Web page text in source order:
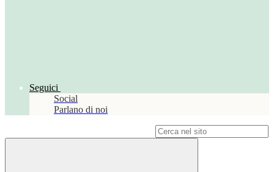
Seguici
Social
Parlano di noi